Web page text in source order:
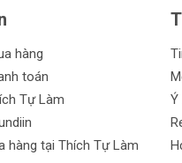
hàng
toán
Tự Làm
hàng tại Thích Tự Làm
Ý